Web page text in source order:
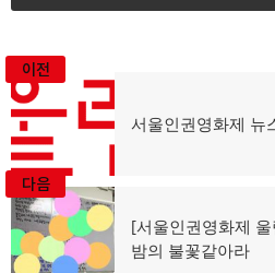
글
탐
색
이전
이
서울인권영화제 뉴
다음
다
음
[서울인권영화제
밤의 불꽃같아라